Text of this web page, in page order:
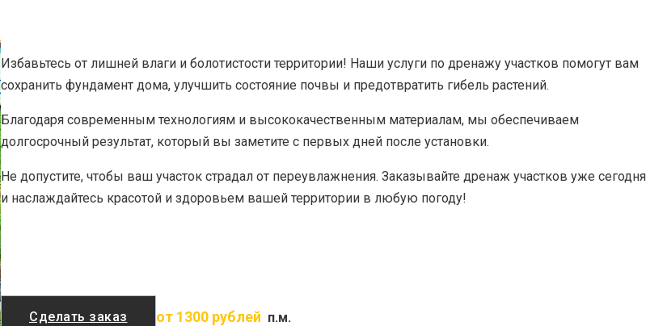
Избавьтесь от лишней влаги и болотистости территории! Наши услуги по дренажу участков помогут вам
сохранить фундамент дома, улучшить состояние почвы и предотвратить гибель растений.
Благодаря современным технологиям и высококачественным материалам, мы обеспечиваем
долгосрочный результат, который вы заметите с первых дней после установки.
Не допустите, чтобы ваш участок страдал от переувлажнения. Заказывайте дренаж участков уже сегодня
и наслаждайтесь красотой и здоровьем вашей территории в любую погоду!
Сделать заказ от 1300 рублей п.м.